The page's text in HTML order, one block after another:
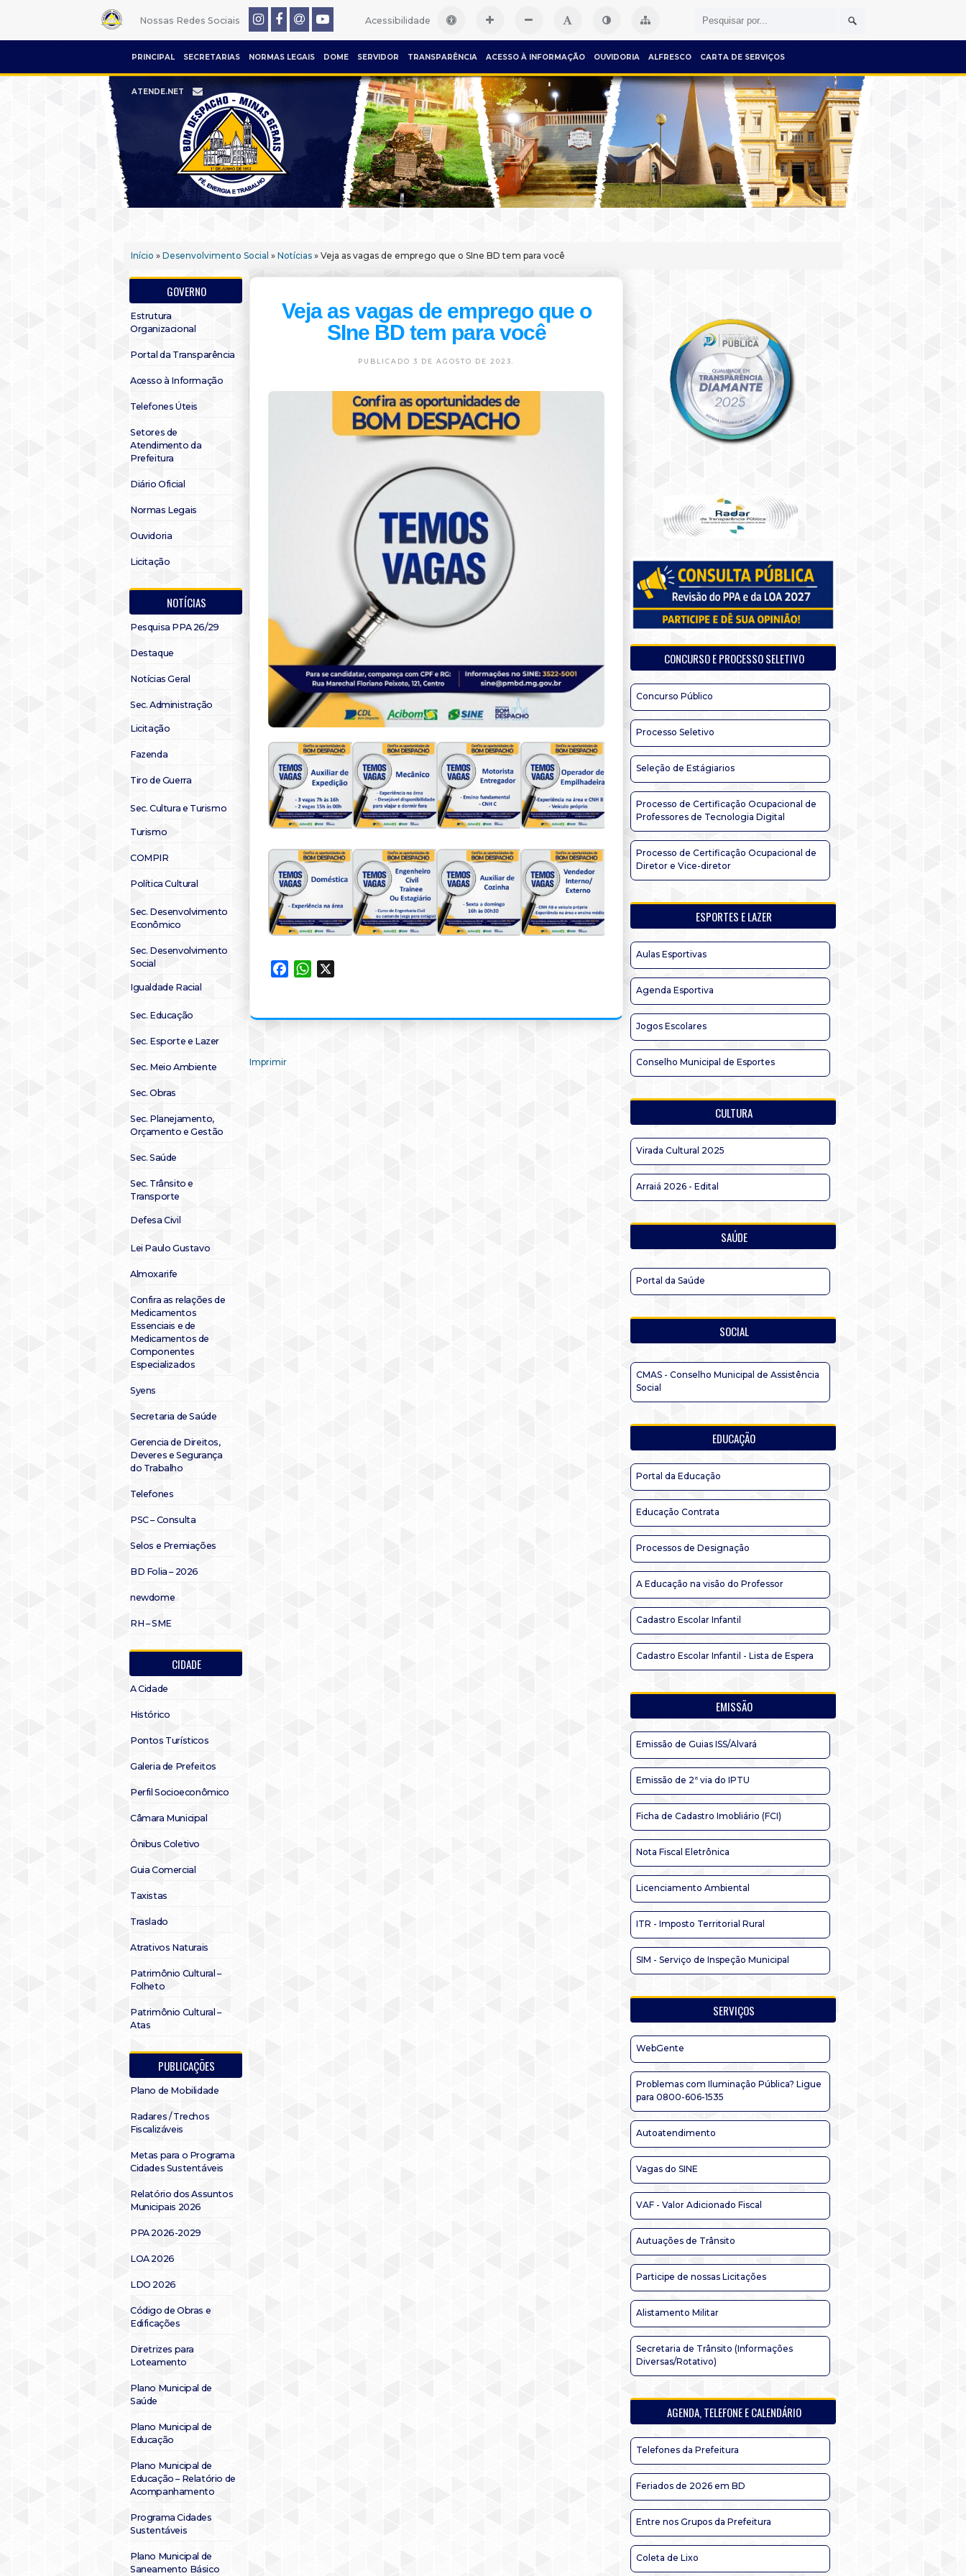
Nossas Redes Sociais Acessibilidade
PRINCIPAL SECRETARIAS NORMAS LEGAIS DOME SERVIDOR TRANSPARÊNCIA ACESSO À INFORMAÇÃO OUVIDORIA ALFRESCO CARTA DE SERVIÇOS
ATENDE.NET
Início » Desenvolvimento Social » Notícias » Veja as vagas de emprego que o SIne BD tem para você
GOVERNO
Estrutura
Organizacional
Portal da Transparência
Acesso à Informação
Telefones Úteis
Setores de
Atendimento da
Prefeitura
Diário Oficial
Normas Legais
Ouvidoria
Licitação
NOTÍCIAS
Pesquisa PPA 26/29
Destaque
Notícias Geral
Sec. Administração
Licitação
Fazenda
Tiro de Guerra
Sec. Cultura e Turismo
Turismo
COMPIR
Política Cultural
Sec. Desenvolvimento
Econômico
Sec. Desenvolvimento
Social
Igualdade Racial
Sec. Educação
Sec. Esporte e Lazer
Sec. Meio Ambiente
Sec. Obras
Sec. Planejamento,
Orçamento e Gestão
Sec. Saúde
Sec. Trânsito e
Transporte
Defesa Civil
Lei Paulo Gustavo
Almoxarife
Confira as relações de
Medicamentos
Essenciais e de
Medicamentos de
Componentes
Especializados
Syens
Secretaria de Saúde
Gerencia de Direitos,
Deveres e Segurança
do Trabalho
Telefones
PSC – Consulta
Selos e Premiações
BD Folia – 2026
newdome
RH – SME
CIDADE
A Cidade
Histórico
Pontos Turísticos
Galeria de Prefeitos
Perfil Socioeconômico
Câmara Municipal
Ônibus Coletivo
Guia Comercial
Taxistas
Traslado
Atrativos Naturais
Patrimônio Cultural –
Folheto
Patrimônio Cultural –
Atas
PUBLICAÇÕES
Plano de Mobilidade
Radares / Trechos
Fiscalizáveis
Metas para o Programa
Cidades Sustentáveis
Relatório dos Assuntos
Municipais 2026
PPA 2026-2029
LOA 2026
LDO 2026
Código de Obras e
Edificações
Diretrizes para
Loteamento
Plano Municipal de
Saúde
Plano Municipal de
Educação
Plano Municipal de
Educação – Relatório de
Acompanhamento
Programa Cidades
Sustentáveis
Plano Municipal de
Saneamento Básico
Veja as vagas de emprego que o
SIne BD tem para você
PUBLICADO 3 DE AGOSTO DE 2023.
FacebookWhatsApp
Imprimir
CONCURSO E PROCESSO SELETIVO
Concurso Público
Processo Seletivo
Seleção de Estágiarios
Processo de Certificação Ocupacional de
Professores de Tecnologia Digital
Processo de Certificação Ocupacional de
Diretor e Vice-diretor
ESPORTES E LAZER
Aulas Esportivas
Agenda Esportiva
Jogos Escolares
Conselho Municipal de Esportes
CULTURA
Virada Cultural 2025
Arraiá 2026 - Edital
SAÚDE
Portal da Saúde
SOCIAL
CMAS - Conselho Municipal de Assistência
Social
EDUCAÇÃO
Portal da Educação
Educação Contrata
Processos de Designação
A Educação na visão do Professor
Cadastro Escolar Infantil
Cadastro Escolar Infantil - Lista de Espera
EMISSÃO
Emissão de Guias ISS/Alvará
Emissão de 2ª via do IPTU
Ficha de Cadastro Imobliário (FCI)
Nota Fiscal Eletrônica
Licenciamento Ambiental
ITR - Imposto Territorial Rural
SIM - Serviço de Inspeção Municipal
SERVIÇOS
WebGente
Problemas com Iluminação Pública? Ligue
para 0800-606-1535
Autoatendimento
Vagas do SINE
VAF - Valor Adicionado Fiscal
Autuações de Trânsito
Participe de nossas Licitações
Alistamento Militar
Secretaria de Trânsito (Informações
Diversas/Rotativo)
AGENDA, TELEFONE E CALENDÁRIO
Telefones da Prefeitura
Feriados de 2026 em BD
Entre nos Grupos da Prefeitura
Coleta de Lixo